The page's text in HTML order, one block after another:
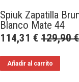
Spiuk Zapatilla
Blanco Mate 44
114,31 € 129,90€
Añadir al carrito